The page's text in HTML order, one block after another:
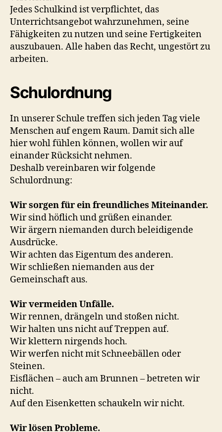
Jedes Schulkind ist verpflichtet, das
Unterrichtsangebot wahrzunehmen, seine
Fähigkeiten zu nutzen und seine Fertigkeiten
auszubauen. Alle haben das Recht, ungestört zu
arbeiten.
Schulordnung
In unserer Schule treffen sich jeden Tag viele
Menschen auf engem Raum. Damit sich alle
hier wohl fühlen können, wollen wir auf
einander Rücksicht nehmen.
Deshalb vereinbaren wir folgende
Schulordnung:
Wir sorgen für ein freundliches Miteinander.
Wir sind höflich und grüßen einander.
Wir ärgern niemanden durch beleidigende
Ausdrücke.
Wir achten das Eigentum des anderen.
Wir schließen niemanden aus der
Gemeinschaft aus.
Wir vermeiden Unfälle.
Wir rennen, drängeln und stoßen nicht.
Wir halten uns nicht auf Treppen auf.
Wir klettern nirgends hoch.
Wir werfen nicht mit Schneebällen oder
Steinen.
Eisflächen – auch am Brunnen – betreten wir
nicht.
Auf den Eisenketten schaukeln wir nicht.
Wir lösen Probleme.